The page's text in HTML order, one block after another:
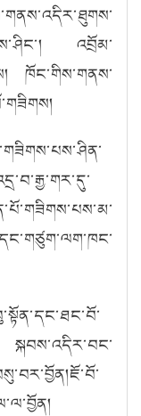
འབྲོམ་
ཁོང་གིས་གནས་
སྐབས་འདིར་བང་